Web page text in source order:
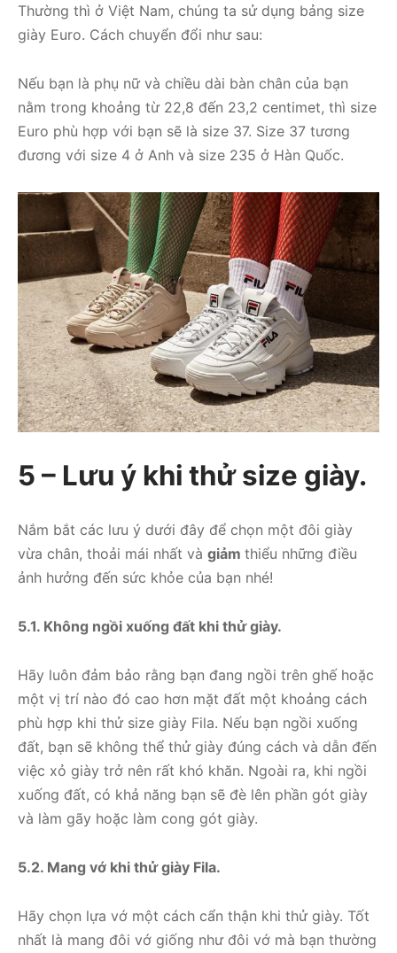
Thường thì ở Việt Nam, chúng ta sử dụng bảng size
giày Euro. Cách chuyển đổi như sau:
Nếu bạn là phụ nữ và chiều dài bàn chân của bạn
nằm trong khoảng từ 22,8 đến 23,2 centimet, thì size
Euro phù hợp với bạn sẽ là size 37. Size 37 tương
đương với size 4 ở Anh và size 235 ở Hàn Quốc.
5 – Lưu ý khi thử size giày.
Nắm bắt các lưu ý dưới đây để chọn một đôi giày
vừa chân, thoải mái nhất và giảm thiểu những điều
ảnh hưởng đến sức khỏe của bạn nhé!
5.1. Không ngồi xuống đất khi thử giày.
Hãy luôn đảm bảo rằng bạn đang ngồi trên ghế hoặc
một vị trí nào đó cao hơn mặt đất một khoảng cách
phù hợp khi thử size giày Fila. Nếu bạn ngồi xuống
đất, bạn sẽ không thể thử giày đúng cách và dẫn đến
việc xỏ giày trở nên rất khó khăn. Ngoài ra, khi ngồi
xuống đất, có khả năng bạn sẽ đè lên phần gót giày
và làm gãy hoặc làm cong gót giày.
5.2. Mang vớ khi thử giày Fila.
Hãy chọn lựa vớ một cách cẩn thận khi thử giày. Tốt
nhất là mang đôi vớ giống như đôi vớ mà bạn thường